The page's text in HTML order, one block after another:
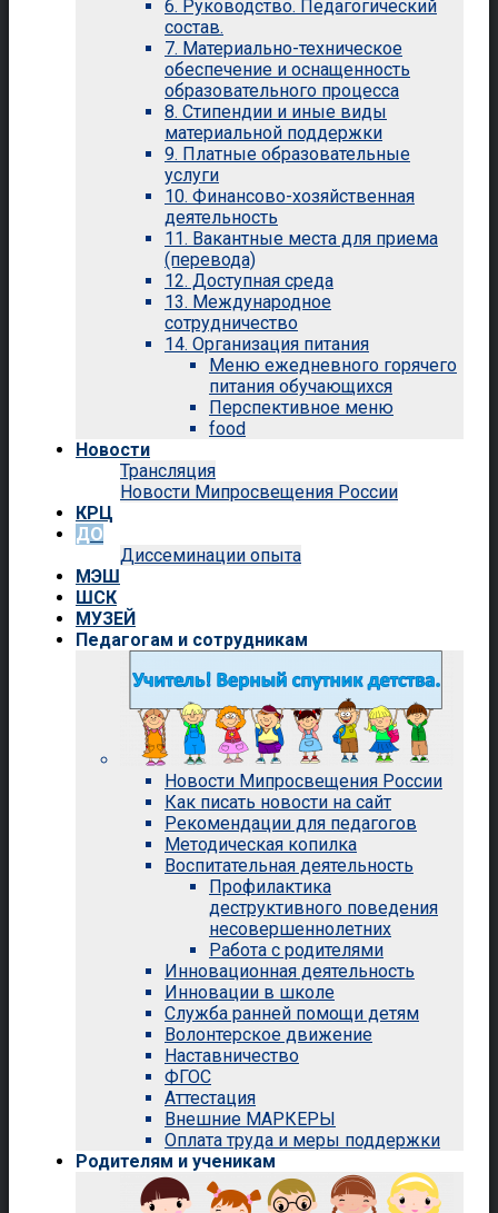
6. Руководство. Педагогический
состав.
7. Материально-техническое
обеспечение и оснащенность
образовательного процесса
8. Стипендии и иные виды
материальной поддержки
9. Платные образовательные
услуги
10. Финансово-хозяйственная
деятельность
11. Вакантные места для приема
(перевода)
12. Доступная среда
13. Международное
сотрудничество
14. Организация питания
Меню ежедневного горячего
питания обучающихся
Перспективное меню
food
Новости
Трансляция
Новости Мипросвещения России
КРЦ
ДО
Диссеминации опыта
МЭШ
ШСК
МУЗЕЙ
Педагогам и сотрудникам
Новости Мипросвещения России
Как писать новости на сайт
Рекомендации для педагогов
Методическая копилка
Воспитательная деятельность
Профилактика
деструктивного поведения
несовершеннолетних
Работа с родителями
Инновационная деятельность
Инновации в школе
Служба ранней помощи детям
Волонтерское движение
Наставничество
ФГОС
Аттестация
Внешние МАРКЕРЫ
Оплата труда и меры поддержки
Родителям и ученикам